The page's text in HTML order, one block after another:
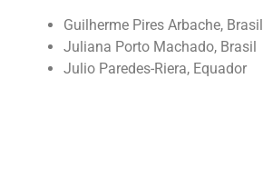
Guilherme Pires Arbache, Brasil
Juliana Porto Machado, Brasil
Julio Paredes-Riera, Equador